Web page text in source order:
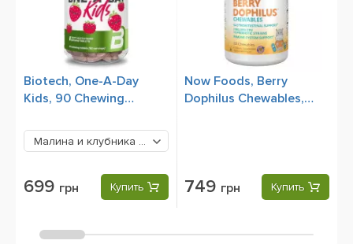
Biotech, One-A-Day
Kids, 90 Chewing
Малина и клубника
699 грн
699 грн Купить
Now Foods, Berry
Dophilus Chewables,
749 грн Купить